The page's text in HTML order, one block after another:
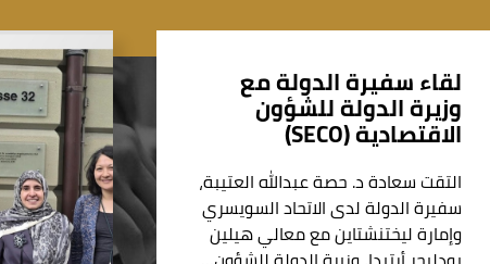
لقاء سفيرة الدولة مع
وزيرة الدولة للشؤون
الاقتصادية (SECO)
التقت سعادة د. حصة عبدالله العتيبة،
سفيرة الدولة لدى الاتحاد السويسري
وإمارة ليختنشتاين مع معالي هيلين